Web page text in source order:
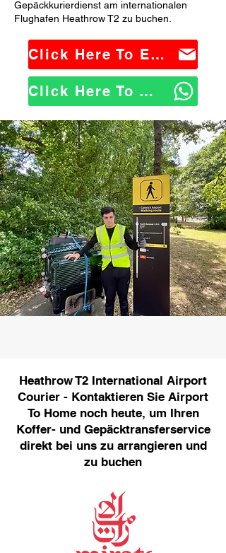
Gepäckkurierdienst am internationalen
Flughafen Heathrow T2 zu buchen.
Click Here To Email Us
Click Here To WhatsApp Us
Heathrow T2 International Airport
Courier - Kontaktieren Sie Airport
To Home noch heute, um Ihren
Koffer- und Gepäcktransferservice
direkt bei uns zu arrangieren und
zu buchen